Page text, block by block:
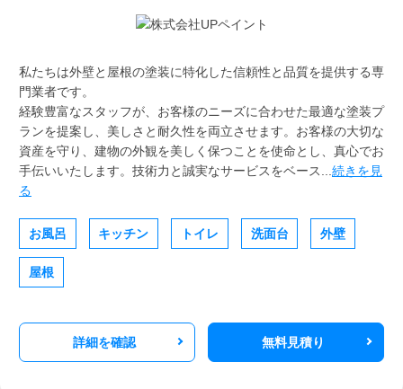
私たちは外壁と屋根の塗装に特化した信頼性と品質を提供する専
門業者です。
経験豊富なスタッフが、お客様のニーズに合わせた最適な塗装プ
ランを提案し、美しさと耐久性を両立させます。お客様の大切な
資産を守り、建物の外観を美しく保つことを使命とし、真心でお
手伝いいたします。技術力と誠実なサービスをベース...続きを見
る
お風呂 キッチン トイレ 洗面台 外壁
屋根
詳細を確認 無料見積り